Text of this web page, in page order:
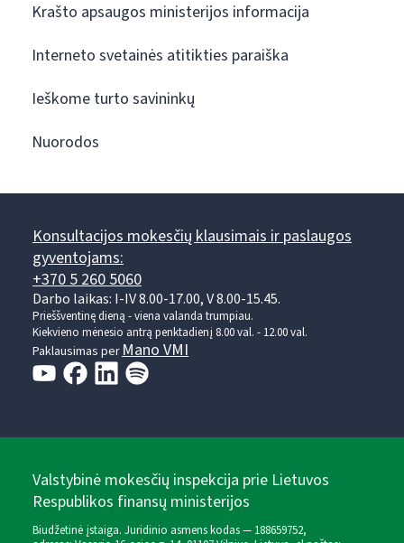
Krašto apsaugos ministerijos informacija
Interneto svetainės atitikties paraiška
Ieškome turto savininkų
Nuorodos
Konsultacijos mokesčių klausimais ir paslaugos
gyventojams:
+370 5 260 5060
Darbo laikas: I-IV 8.00-17.00, V 8.00-15.45.
Prieššventinę dieną - viena valanda trumpiau.
Kiekvieno mėnesio antrą penktadienį 8.00 val. - 12.00 val.
Paklausimas perMano VMI
Valstybinė mokesčių inspekcija prie Lietuvos
Respublikos finansų ministerijos
Biudžetinė įstaiga. Juridinio asmens kodas — 188659752,